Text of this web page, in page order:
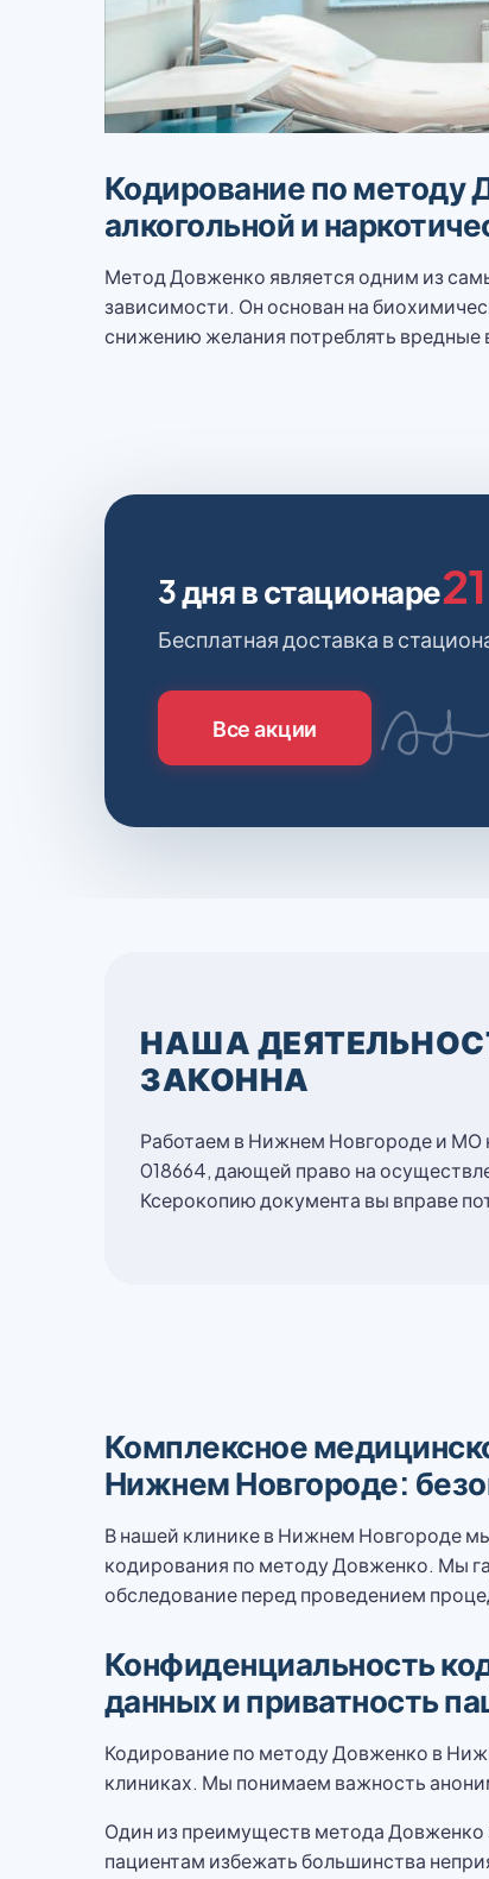
Кодирование по методу
алкогольной и
Метод Довженко является одним из
зависимости. Он основан на
снижению желания потреблять вредные
3 дня в стационаре
Бесплатная доставка в
Все акции
НАША
ЗАКОННА
Работаем в Нижнем Новгороде и
018664, дающей право на
Ксерокопию документа вы вправе
Комплексное
Нижнем Новгороде:
В нашей клинике в Нижнем Новгороде
кодирования по методу Довженко. Мы
обследование перед проведением
Конфиденциальность
данных и приватность
Кодирование по методу Довженко в
клиниках. Мы понимаем важность
Один из преимуществ метода Довженко
пациентам избежать большинства